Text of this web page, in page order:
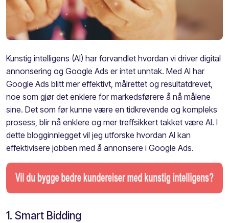
Kunstig intelligens (AI) har forvandlet hvordan vi driver digital
annonsering og Google Ads er intet unntak. Med AI har
Google Ads blitt mer effektivt, målrettet og resultatdrevet,
noe som gjør det enklere for markedsførere å nå målene
sine. Det som før kunne være en tidkrevende og kompleks
prosess, blir nå enklere og mer treffsikkert takket være AI. I
dette blogginnlegget vil jeg utforske hvordan AI kan
effektivisere jobben med å annonsere i Google Ads.
1. Smart Bidding